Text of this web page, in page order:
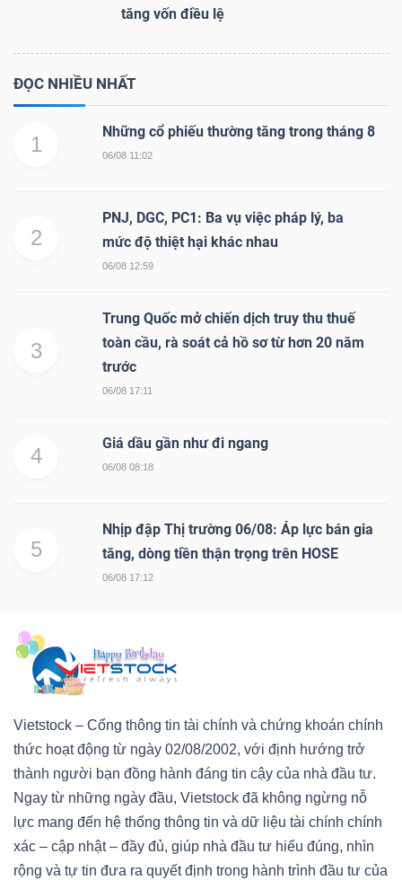
tăng vốn điều lệ
ĐỌC NHIỀU NHẤT
1
Những cổ phiếu thường tăng trong tháng 8
06/08 11:02
2
PNJ, DGC, PC1: Ba vụ việc pháp lý, ba
mức độ thiệt hại khác nhau
06/08 12:59
3
Trung Quốc mở chiến dịch truy thu thuế
toàn cầu, rà soát cả hồ sơ từ hơn 20 năm
trước
06/08 17:11
4
Giá dầu gần như đi ngang
06/08 08:18
5
Nhịp đập Thị trường 06/08: Áp lực bán gia
tăng, dòng tiền thận trọng trên HOSE
06/08 17:12
Vietstock – Cổng thông tin tài chính và chứng khoán chính
thức hoạt động từ ngày 02/08/2002, với định hướng trở
thành người bạn đồng hành đáng tin cậy của nhà đầu tư.
Ngay từ những ngày đầu, Vietstock đã không ngừng nỗ
lực mang đến hệ thống thông tin và dữ liệu tài chính chính
xác – cập nhật – đầy đủ, giúp nhà đầu tư hiểu đúng, nhìn
rộng và tự tin đưa ra quyết định trong hành trình đầu tư của